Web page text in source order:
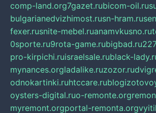
comp-land.org7gazet.rubicom-oil.ru
bulgarianedvizhimost.rusn-hram.ru
fexer.rusnite-mebel.ruanamvkusno.ru
0sporte.ru9rota-game.rubigbad.ru
pro-kirpichi.ruisraelsale.rublack-
mynances.orgladalike.ruzozor.ru
odnokartinki.ruhtccare.ru
oysters-digital.ruo-remonte.org
myremont.orgportal-remonta.org